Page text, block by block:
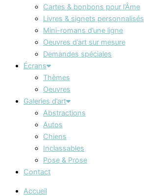
Cartes & bonbons pour l’Âme
Livres & signets personnalisés
Mini-romans d’une ligne
Oeuvres d’art sur mesure
Demandes spéciales
Écrans
Thèmes
Oeuvres
Galeries d’art
Abstractions
Autos
Chiens
Inclassables
Pose & Prose
Contact
Accueil